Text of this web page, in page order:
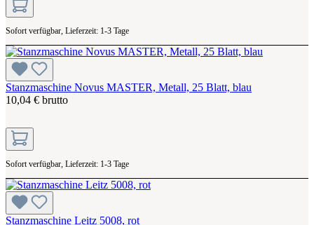
Sofort verfügbar, Lieferzeit: 1-3 Tage
Stanzmaschine Novus MASTER, Metall, 25 Blatt, blau
10,04 € brutto
Sofort verfügbar, Lieferzeit: 1-3 Tage
Stanzmaschine Leitz 5008, rot